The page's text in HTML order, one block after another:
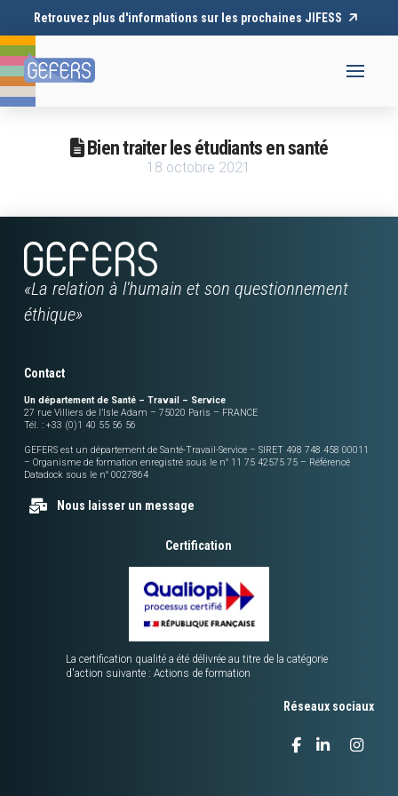
Retrouvez plus d'informations sur les prochaines JIFESS
Bien traiter les étudiants en santé
18 octobre 2021
«La relation à l'humain et son questionnement
éthique»
Contact
Un département de Santé – Travail – Service
27 rue Villiers de l’Isle Adam – 75020 Paris – FRANCE
Tél. : +33 (0)1 40 55 56 56
GEFERS est un département de Santé-Travail-Service – SIRET 498 748 458 00011
– Organisme de formation enregistré sous le n° 11 75 42575 75 – Référencé
Datadock sous le n° 0027864
Nous laisser un message
Certification
La certification qualité a été délivrée au titre de la catégorie
d'action suivante : Actions de formation
Réseaux sociaux